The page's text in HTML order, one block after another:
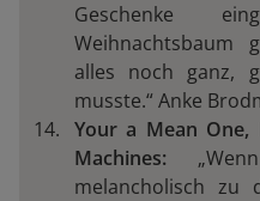
Geschenke
Weihnachtsbaum
alles noch ganz,
musste.“ Anke
Your a Mean One,
Machines:
melancholisch zu